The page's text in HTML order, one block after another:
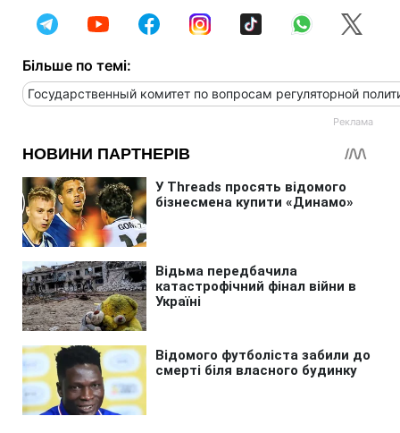
Більше по темі:
Государственный комитет по вопросам регуляторной